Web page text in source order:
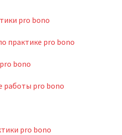
pro bono
практике pro bono
bono
работы pro bono
pro bono